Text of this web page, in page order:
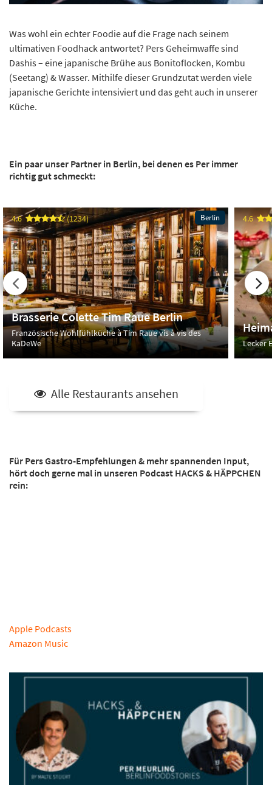
Was wohl ein echter Foodie auf die Frage nach seinem
ultimativen Foodhack antwortet? Pers Geheimwaffe sind
Dashis – eine japanische Brühe aus Bonitoflocken, Kombu
(Seetang) & Wasser. Mithilfe dieser Grundzutat werden viele
japanische Gerichte intensiviert und das geht auch in unserer
Küche.
Ein paar unser Partner in Berlin, bei denen es Per immer
richtig gut schmeckt:
Brasserie Colette Tim Raue Berlin
Französische Wohlfühlküche à Tim Raue vis à vis des
KaDeWe
Berlin
4.6 (1234)
Lecker
4.6
Alle Restaurants ansehen
Für Pers Gastro-Empfehlungen & mehr spannenden Input,
hört doch gerne mal in unseren Podcast HACKS & HÄPPCHEN
rein:
Apple Podcasts
Amazon Music